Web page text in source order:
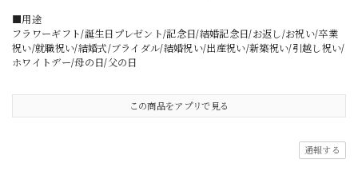
■用途
フラワーギフト/誕生日プレゼント/記念日/結婚記念日/お返し/お祝い/卒業
祝い/就職祝い/結婚式/ブライダル/結婚祝い/出産祝い/新築祝い/引越し祝い/
ホワイトデー/母の日/父の日
この商品をアプリで見る
通報する